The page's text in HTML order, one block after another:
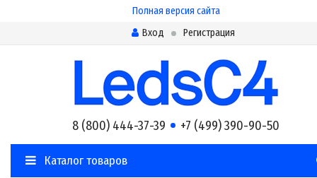
Полная версия сайта
Вход
Регистрация
8 (800) 444-37-39 +7 (499) 390-90-50
Каталог товаров